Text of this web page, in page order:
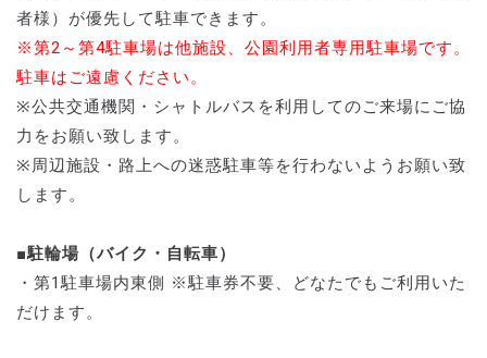
者様）が優先して駐車できます。
※第2～第4駐車場は他施設、公園利用者専用駐車場です。
駐車はご遠慮ください。
※公共交通機関・シャトルバスを利用してのご来場にご協
力をお願い致します。
※周辺施設・路上への迷惑駐車等を行わないようお願い致
します。
■駐輪場（バイク・自転車）
・第1駐車場内東側 ※駐車券不要、どなたでもご利用いた
だけます。